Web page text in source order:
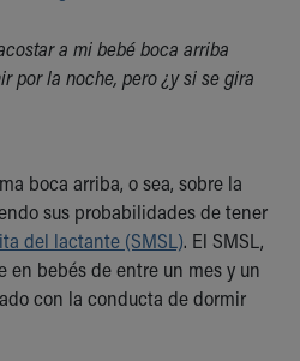
for Akron Zips
a mi bebé boca arriba
por la noche, pero ¿y si se gira
boca arriba, o sea, sobre la
sus probabilidades de tener
del lactante (SMSL). El SMSL,
bebés de entre un mes y un
con la conducta de dormir